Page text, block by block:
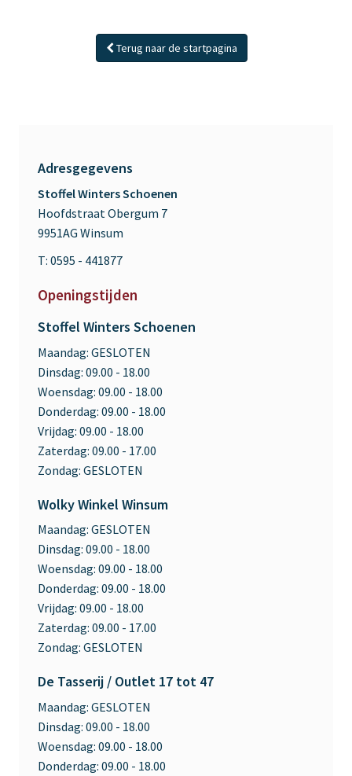
Terug naar de startpagina
Adresgegevens
Stoffel Winters Schoenen
Hoofdstraat Obergum 7
9951AG Winsum
T: 0595 - 441877
Openingstijden
Stoffel Winters Schoenen
Maandag: GESLOTEN
Dinsdag: 09.00 - 18.00
Woensdag: 09.00 - 18.00
Donderdag: 09.00 - 18.00
Vrijdag: 09.00 - 18.00
Zaterdag: 09.00 - 17.00
Zondag: GESLOTEN
Wolky Winkel Winsum
Maandag: GESLOTEN
Dinsdag: 09.00 - 18.00
Woensdag: 09.00 - 18.00
Donderdag: 09.00 - 18.00
Vrijdag: 09.00 - 18.00
Zaterdag: 09.00 - 17.00
Zondag: GESLOTEN
De Tasserij / Outlet 17 tot 47
Maandag: GESLOTEN
Dinsdag: 09.00 - 18.00
Woensdag: 09.00 - 18.00
Donderdag: 09.00 - 18.00